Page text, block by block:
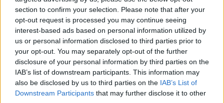
section to confirm your selection. Please note that after your
opt-out request is processed you may continue seeing
interest-based ads based on personal information utilized by
us or personal information disclosed to third parties prior to
your opt-out. You may separately opt-out of the further
disclosure of your personal information by third parties on the
IAB’s list of downstream participants. This information may
also be disclosed by us to third parties on the IAB’s List of
Downstream Participants that may further disclose it to other
την Ιωάννα Τριανταφυλλίδου; – Δείτε
τη δήλωση του ηθοποιού
06.07.2018